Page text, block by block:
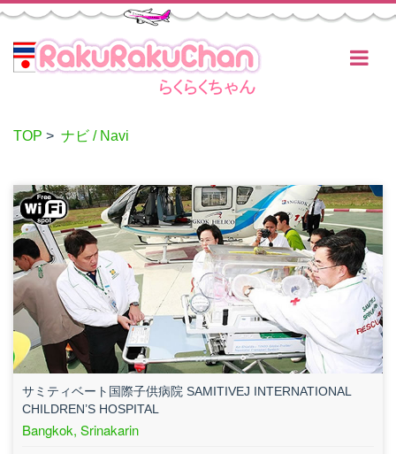
TOP > ナビ / Navi
サミティベート国際子供病院 SAMITIVEJ INTERNATIONAL
CHILDREN’S HOSPITAL
Bangkok, Srinakarin